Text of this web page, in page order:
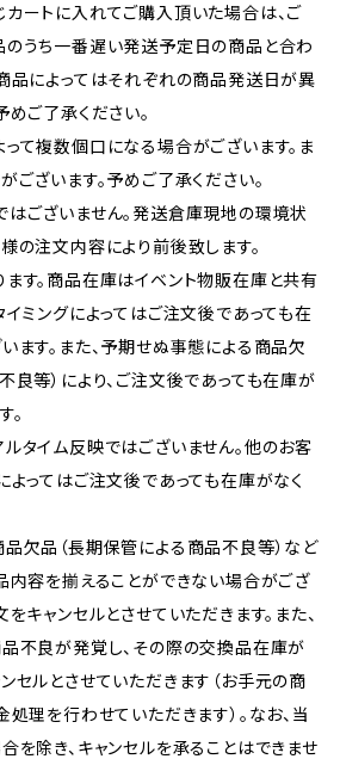
ートに入れてご購入頂いた場合は、ご
うち一番遅い発送予定日の商品と合わ
品によってはそれぞれの商品発送日が異
ご了承ください。
て複数個口になる場合がございます。ま
ございます。予めご了承ください。
ございません。発送倉庫現地の環境状
の注文内容により前後致します。
す。商品在庫はイベント物販在庫と共有
イミングによってはご注文後であっても在
ます。また、予期せぬ事態による商品欠
良等）により、ご注文後であっても在庫が
。
タイム反映ではございません。他のお客
よってはご注文後であっても在庫がなく
欠品（長期保管による商品不良等）など
内容を揃えることができない場合がござ
キャンセルとさせていただきます。また、
不良が発覚し、その際の交換品在庫が
セルとさせていただきます（お手元の商
理を行わせていただきます）。なお、当
を除き、キャンセルを承ることはできませ